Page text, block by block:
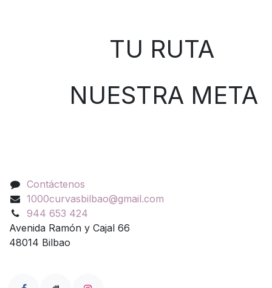
TU RUTA
NUESTRA META
Contáctenos
1000curvasbilbao@gmail.com
944 653 424
Avenida Ramón y Cajal 66
48014 Bilbao